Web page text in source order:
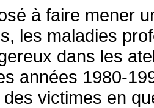
à faire mener
les maladies
dans les
années 1980-
victimes en